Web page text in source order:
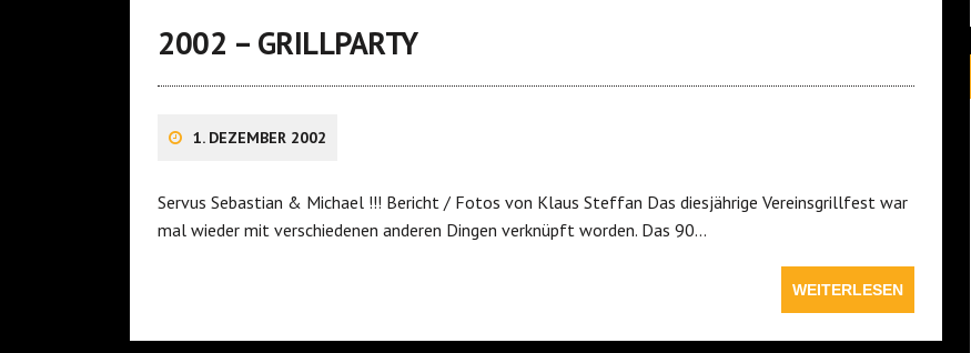
2002 – GRILLPARTY
1. DEZEMBER 2002
Servus Sebastian & Michael !!! Bericht / Fotos von Klaus Steffan Das diesjährige Vereinsgrillfest war
mal wieder mit verschiedenen anderen Dingen verknüpft worden. Das 90…
WEITERLESEN